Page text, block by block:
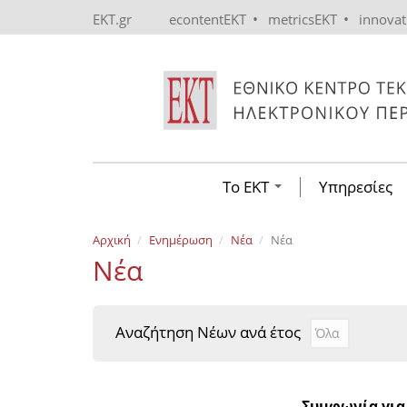
EKT.gr econtentEKT • metricsEKT •
Το ΕΚΤ Υπηρεσίες
Αρχική Ενημέρωση Νέα Νέα
Νέα
Αναζήτηση Νέων ανά έτος Αναζήτηση
Year